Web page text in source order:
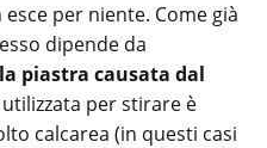
per niente. Come già
dipende da
piastra causata dal
utilizzata per stirare è
calcarea (in questi casi